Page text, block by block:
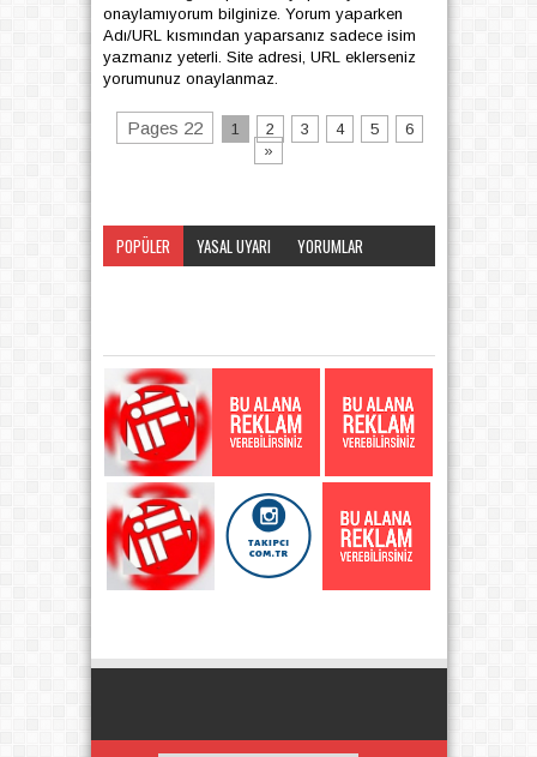
onaylamıyorum bilginize. Yorum yaparken
Adı/URL kısmından yaparsanız sadece isim
yazmanız yeterli. Site adresi, URL eklerseniz
yorumunuz onaylanmaz.
Pages 22 1 2 3 4 5
6
»
POPÜLER YASAL UYARI
YORUMLAR